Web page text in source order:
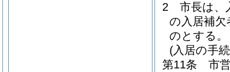
2
市長は、
の入居補
のとする。
(入居の手
第11条
市